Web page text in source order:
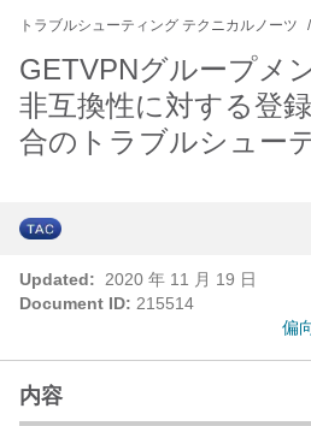
トラブルシューティング テクニカルノーツ
GETVPNグループメ
非互換性に対する登
合のトラブルシュー
Updated:
2020 年 11 月 19 日
Document ID: 215514
偏
内容